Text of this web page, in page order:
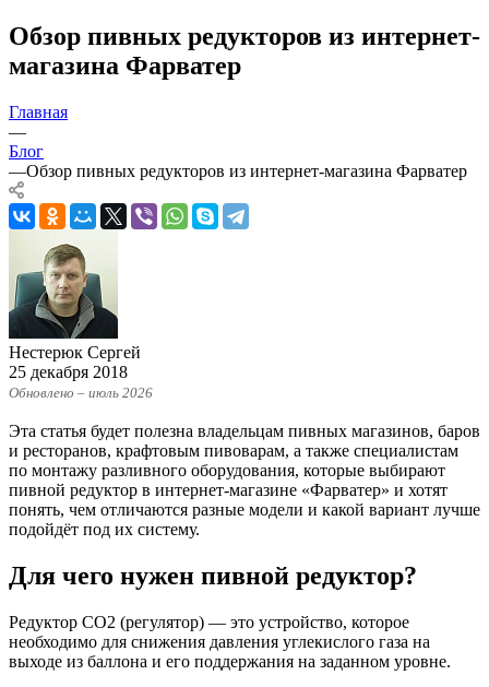
Обзор пивных редукторов из интернет-
магазина Фарватер
Главная
—
Блог
—Обзор пивных редукторов из интернет-магазина Фарватер
Нестерюк Сергей
25 декабря 2018
Обновлено – июль 2026
Эта статья будет полезна владельцам пивных магазинов, баров
и ресторанов, крафтовым пивоварам, а также специалистам
по монтажу разливного оборудования, которые выбирают
пивной редуктор в интернет-магазине «Фарватер» и хотят
понять, чем отличаются разные модели и какой вариант лучше
подойдёт под их систему.
Для чего нужен пивной редуктор?
Редуктор СО2 (регулятор) — это устройство, которое
необходимо для снижения давления углекислого газа на
выходе из баллона и его поддержания на заданном уровне.